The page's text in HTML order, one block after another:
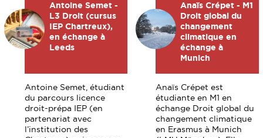
Antoine Semet -
L3 Droit (cursus
IEP Chartreux),
en échange à
Leeds
Antoine Semet, étudiant
du parcours licence
droit-prépa IEP (en
partenariat avec
l’institution des
Anaïs Crépet - M1
Droit global du
changement
climatique en
échange à
Munich
Anaïs Crépet est
étudiante en M1 en
échange Droit global du
changement climatique
en Erasmus à Munich